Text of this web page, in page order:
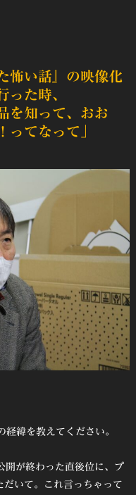
怖い話』 の映像化
った時、
を知って、おお
ってなって」
経緯を教えてください。
開が終わった直後位に、プ
だいて。これ言っちゃって